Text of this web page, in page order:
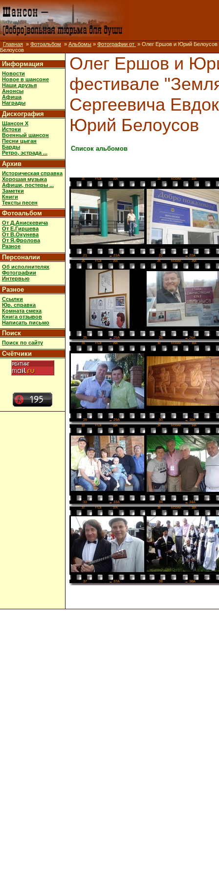
Главная » Фотоальбом » Альбомы » Фотографии от » Олег Ершов и Юрий Белоусов
Белоусов
Информация
Новости
Новое в шансоне
Наши друзья
Анонсы
Афиша
Награды
Дискография
Шансон X
Истоки
Военный шансон
Песни цыган
Барды
Ретро, эстрада ...
Архив
Историческая справка
Хорошая музыка
Афиши, постеры ...
Заметки
Книги
Тексты песен
Фотоальбом
От Д.Анискевича
От Е.Гиршева
От В.Окунева
От Я.Фролова
Разное
Персоналии
Об исполнителях
Фотографии
Интервью
Разное
Ссылки
Юр. справка
Комната смеха
Книга отзывов
Написать письмо
Поиск
Поиск по сайту
Счётчики
Олег Ершов и
фестивале
Сергеевича
Юрий Белоусов
Список альбомов
21 FUJI → 21A 22 KODAK → 22A
21 → 21A 22 → 22A
25 FUJI → 25A 26 KODAK → 26A
25 → 25A 26 → 26A
29 FUJI → 29A 30 KODAK → 30A
29 → 29A 30 → 30A
33 FUJI → 33A 34 KODAK → 34A
33 → 33A 34 → 34A
37 FUJI → 37A 38 KODAK → 38A
37 → 37A 38 → 38A